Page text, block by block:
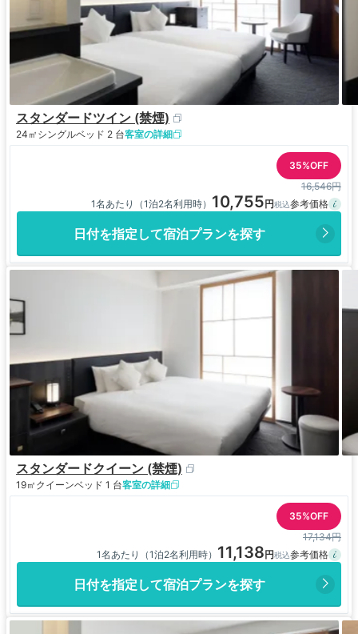
スタンダードツイン (禁煙)
24㎡ シングルベッド 2 台客室の詳細
35%OFF
16,546円
1名あたり（1泊2名利用時） 10,755
日付を指定して宿泊プランを探す
スタンダードクイーン (禁煙)
19㎡ クイーンベッド 1 台客室の詳細
35%OFF
17,134円
1名あたり（1泊2名利用時） 11,138
日付を指定して宿泊プランを探す